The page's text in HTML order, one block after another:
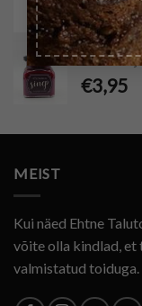
€3,00
€3,95
MEIST
Kui näed Ehtne
võite olla kindlad, et
valmistatud toiduga.